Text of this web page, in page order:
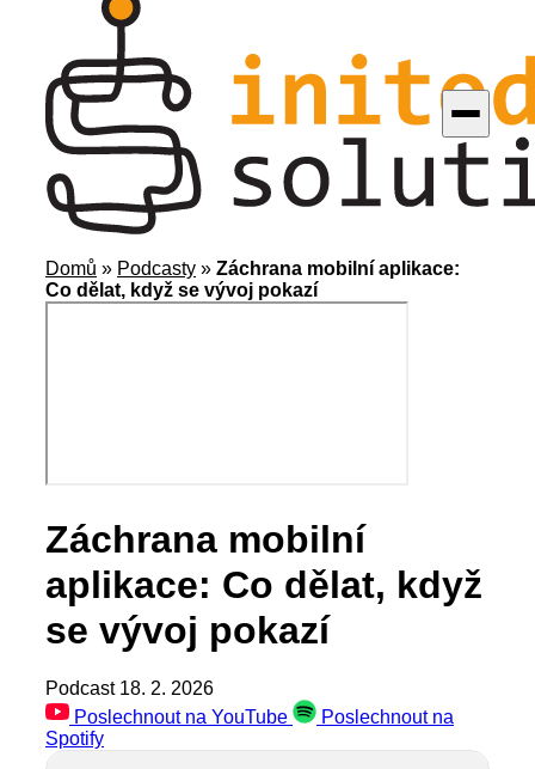
Domů » Podcasty » Záchrana mobilní aplikace:
Co dělat, když se vývoj pokazí
Záchrana mobilní
aplikace: Co dělat, když
se vývoj pokazí
Podcast 18. 2. 2026
Poslechnout na YouTube
Poslechnout na
Spotify